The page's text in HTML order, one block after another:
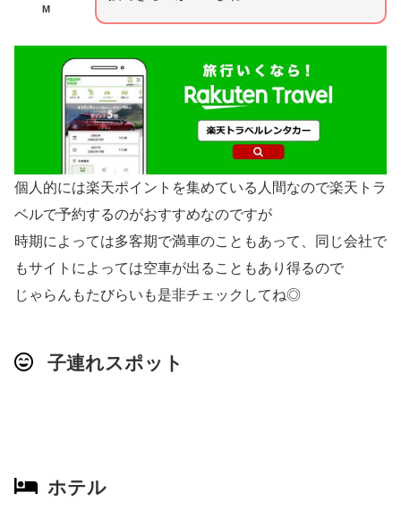
M
個人的には楽天ポイントを集めている人間なので楽天トラ
ベルで予約するのがおすすめなのですが
時期によっては多客期で満車のこともあって、同じ会社で
もサイトによっては空車が出ることもあり得るので
じゃらんもたびらいも是非チェックしてね◎
子連れスポット
ホテル